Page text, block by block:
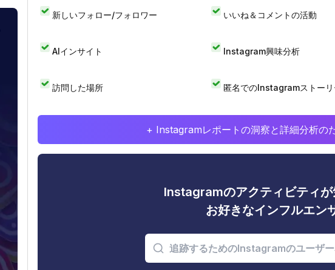
新しいフォロー/フォロワー いいね＆コメントの活動
AIインサイト Instagram興味分析
訪問した場所 匿名でのInstagramストーリ
+ Instagramレポートの洞察と詳細分析の
Instagramのアクティビティ
お好きなインフルエン